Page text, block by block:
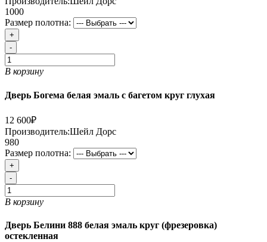
1000
Размер полотна:
+
-
В корзину
Дверь Богема белая эмаль с багетом круг глухая
12 600₽
Производитель:Шейл Дорс
980
Размер полотна:
+
-
В корзину
Дверь Белини 888 белая эмаль круг (фрезеровка)
остекленная